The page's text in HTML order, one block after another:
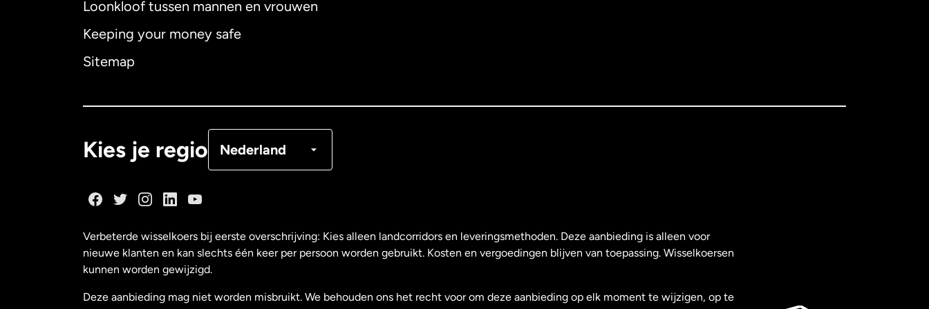
Loonkloof tussen mannen en vrouwen
Keeping your money safe
Sitemap
Kies je regio Nederland
Australië
Verbeterde wisselkoers bij eerste overschrijving: Kies alleen landcorridors en leveringsmethoden. Deze aanbieding is alleen voor
nieuwe klanten en kan slechts één keer per persoon worden gebruikt. Kosten en vergoedingen blijven van toepassing. Wisselkoersen
kunnen worden gewijzigd.
Deze aanbieding mag niet worden misbruikt. We behouden ons het recht voor om deze aanbieding op elk moment te wijzigen, op te